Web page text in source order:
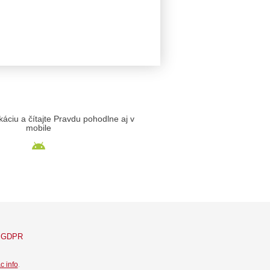
a čítajte Pravdu pohodlne aj v
mobile
GDPR
info.